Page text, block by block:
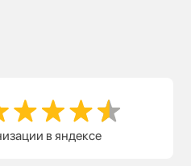
в яндексе